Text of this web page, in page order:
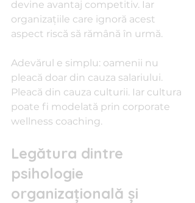
devine avantaj competitiv. Iar
organizațiile care ignoră acest
aspect riscă să rămână în urmă.
Adevărul e simplu: oamenii nu
pleacă doar din cauza salariului.
Pleacă din cauza culturii. Iar cultura
poate fi modelată prin corporate
wellness coaching.
Legătura dintre
psihologie
organizațională și